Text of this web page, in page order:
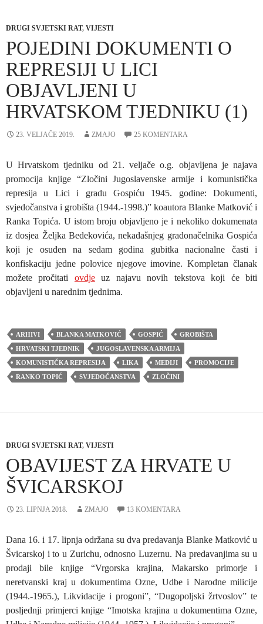
DRUGI SVJETSKI RAT, VIJESTI
POJEDINI DOKUMENTI O
REPRESIJI U LICI
OBJAVLJENI U
HRVATSKOM TJEDNIKU (1)
23. VELJAČE 2019. ZMAJO 25 KOMENTARA
U Hrvatskom tjedniku od 21. veljače o.g. objavljena je najava
promocija knjige “Zločini Jugoslavenske armije i komunistička
represija u Lici i gradu Gospiću 1945. godine: Dokumenti,
svjedočanstva i grobišta (1944.-1998.)” koautora Blanke Matković i
Ranka Topića. U istom broju objavljeno je i nekoliko dokumenata
iz dosjea Željka Bedekovića, nekadašnjeg gradonačelnika Gospića
koji je osuđen na sedam godina gubitka nacionalne časti i
konfiskaciju jedne polovice njegove imovine. Kompletan članak
možete pročitati ovdjeuz najavu novih tekstova koji će biti
objavljeni u narednim tjednima.
ARHIVI BLANKA MATKOVIĆ GOSPIĆ
GROBIŠTA
HRVATSKI TJEDNIK
JUGOSLAVENSKA ARMIJA
KOMUNISTIČKA REPRESIJA
LIKA MEDIJI
PROMOCIJE
RANKO TOPIĆ
SVJEDOČANSTVA ZLOČINI
DRUGI SVJETSKI RAT, VIJESTI
OBAVIJEST ZA HRVATE U
ŠVICARSKOJ
23. LIPNJA 2018. ZMAJO 13 KOMENTARA
Dana 16. i 17. lipnja održana su dva predavanja Blanke Matković u
Švicarskoj i to u Zurichu, odnosno Luzernu. Na predavanjima su u
prodaji bile knjige “Vrgorska krajina, Makarsko primorje i
neretvanski kraj u dokumentima Ozne, Udbe i Narodne milicije
(1944.-1965.), Likvidacije i progoni”, “Dugopoljski žrtvoslov” te
posljednji primjerci knjige “Imotska krajina u dokumentima Ozne,